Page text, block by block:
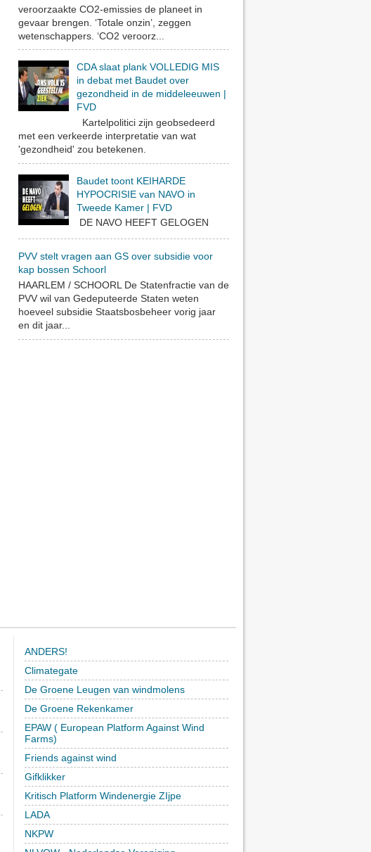
veroorzaakte CO2-emissies de planeet in
gevaar brengen. ‘Totale onzin’, zeggen
wetenschappers. ‘CO2 veroorz...
CDA slaat plank VOLLEDIG MIS
in debat met Baudet over
gezondheid in de middeleeuwen |
FVD
Kartelpolitici zijn geobsedeerd
met een verkeerde interpretatie van wat
'gezondheid' zou betekenen.
Baudet toont KEIHARDE
HYPOCRISIE van NAVO in
Tweede Kamer | FVD
DE NAVO HEEFT GELOGEN
PVV stelt vragen aan GS over subsidie voor
kap bossen Schoorl
HAARLEM / SCHOORL De Statenfractie van de
PVV wil van Gedeputeerde Staten weten
hoeveel subsidie Staatsbosbeheer vorig jaar
en dit jaar...
ANDERS!
Climategate
De Groene Leugen van windmolens
De Groene Rekenkamer
EPAW ( European Platform Against Wind
Farms)
Friends against wind
Gifklikker
Kritisch Platform Windenergie ZIjpe
LADA
NKPW